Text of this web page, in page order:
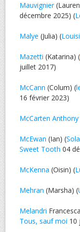
Mauvignier
décembre 2025) (
Malye (Julia) (
Mazetti (Katarina) (
juillet 2017)
McCann (Colum) (
16 février 2023)
McCarten Anthony
McEwan (Ian) (
Sweet Tooth 04
McKenna (Oisin) (
Mehran (Marsha) (
Melandri
Tous, sauf moi 10